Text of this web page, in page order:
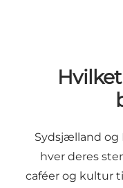
Sydsjælland og
hver deres
caféer og kultur